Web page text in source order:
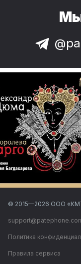
Мы
© 2015—2026 ООО
Политика
Правила сервиса